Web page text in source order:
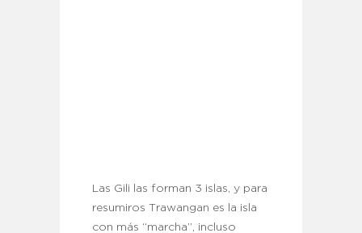
Las Gili las forman 3 islas, y para
resumiros Trawangan es la isla
con más “marcha”, incluso